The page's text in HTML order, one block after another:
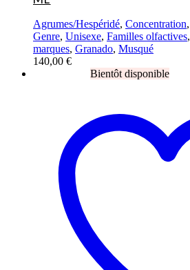
Agrumes/Hespéridé, Concentration,
Genre, Unisexe, Familles olfactives,
marques, Granado, Musqué
140,00 €